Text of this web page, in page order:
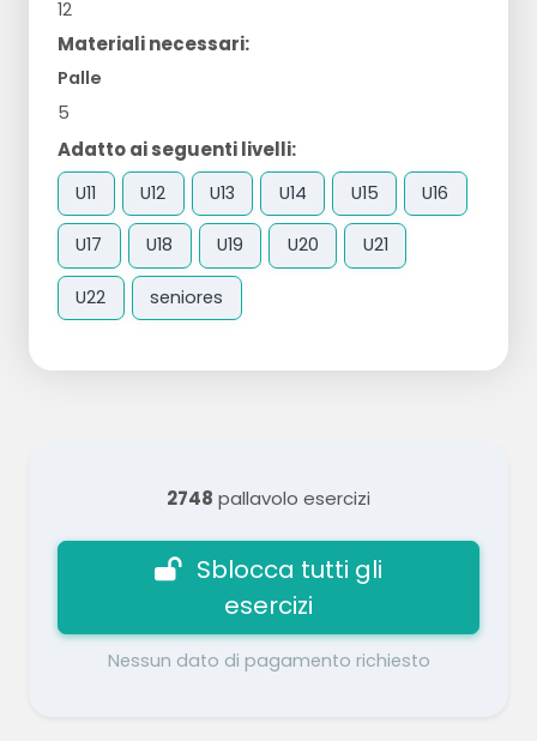
12
Materiali necessari:
Palle
5
Adatto ai seguenti livelli:
U11 U12 U13 U14 U15 U16
U17 U18 U19 U20 U21
U22 seniores
2748 pallavolo esercizi
Sblocca tutti gli
esercizi
Nessun dato di pagamento richiesto